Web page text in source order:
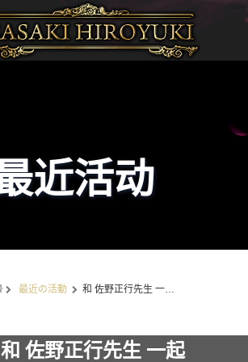
近活动
最近の活動 和 佐野正行先生 一…
和 佐野正行先生 一起